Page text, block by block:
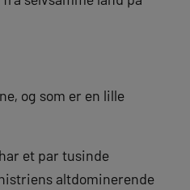
og som er en lille
et par tusinde
altdominerende